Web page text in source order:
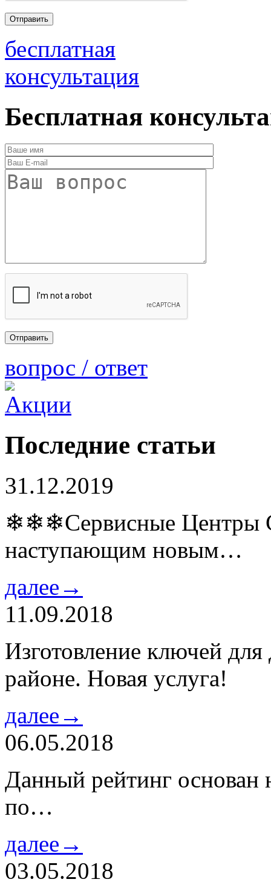
бесплатная
консультация
Бесплатная
вопрос / ответ
Последние статьи
31.12.2019
❄❄❄Сервисные Центры
наступающим новым…
далее→
11.09.2018
Изготовление ключей
районе. Новая услуга!
далее→
06.05.2018
Данный рейтинг основан
по…
далее→
03.05.2018